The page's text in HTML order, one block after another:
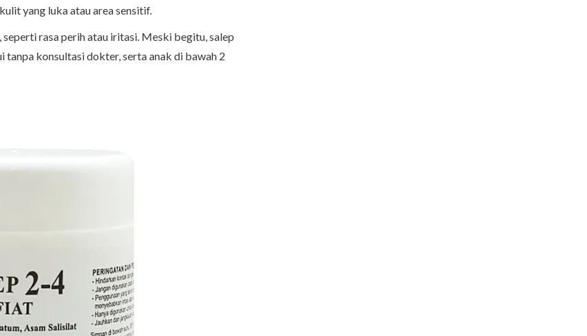
yang luka atau area sensitif.
rasa perih atau iritasi. Meski begitu, salep
tanpa konsultasi dokter, serta anak di bawah 2